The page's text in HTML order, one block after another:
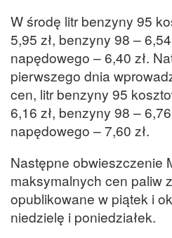
W środę litr benzyny 95
5,95 zł, benzyny 98 –
napędowego – 6,40 zł.
pierwszego dnia
cen, litr benzyny 95
6,16 zł, benzyny 98 –
napędowego – 7,60 zł.
Następne obwieszczenie
maksymalnych cen paliw
opublikowane w piątek i
niedzielę i poniedziałek.